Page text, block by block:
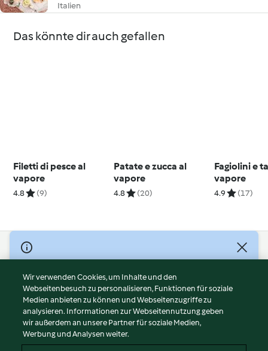
Italien
Das könnte dir auch gefallen
Filetti di pesce al
vapore
4.8 (9)
Patate e zucca al
vapore
4.8 (20)
Fagiolini e
vapore
4.9 (17)
© Copyright 2026
Nutzungsbedingungen
Datenschutzrichtlinien
Disclaimer
Impressum
Cookies
Wir verwenden Cookies, um Inhalte und den
Webseitenbesuch zu personalisieren, Funktionen für soziale
Medien anbieten zu können und Webseitenzugriffe zu
analysieren. Informationen zur Webseitennutzung geben
wir außerdem an unsere Partner für soziale Medien,
Werbung und Analysen weiter.